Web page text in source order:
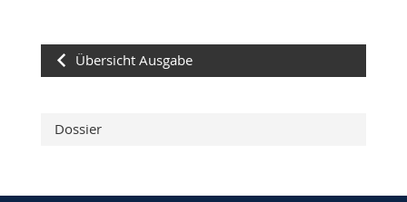
Übersicht Ausgabe
Dossier